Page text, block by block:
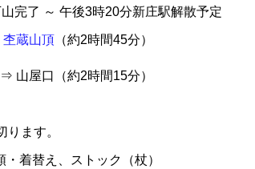
～ 午後3時20分新庄駅解散予定
杢蔵山頂 （約2時間45分）
山屋口（約2時間15分）
ます。
着替え、ストック（杖）